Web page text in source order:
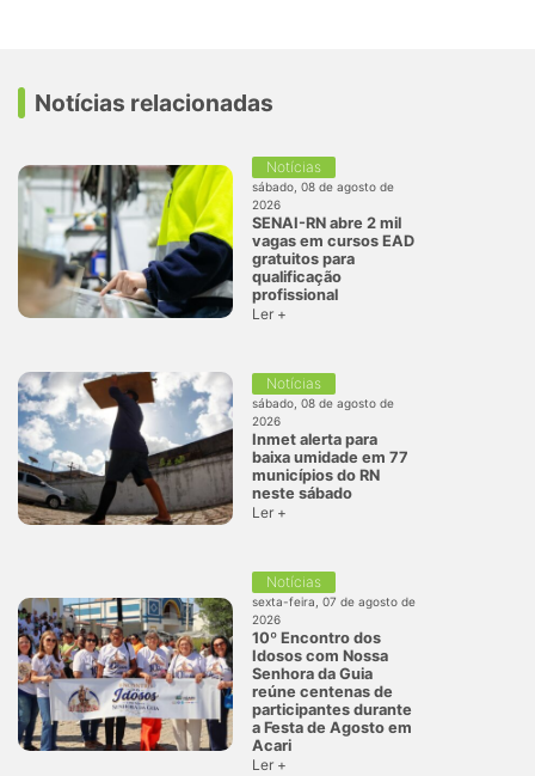
Notícias relacionadas
Notícias
sábado, 08 de agosto de
2026
SENAI-RN abre 2 mil
vagas em cursos EAD
gratuitos para
qualificação
profissional
Ler +
Notícias
sábado, 08 de agosto de
2026
Inmet alerta para
baixa umidade em 77
municípios do RN
neste sábado
Ler +
Notícias
sexta-feira, 07 de agosto de
2026
10º Encontro dos
Idosos com Nossa
Senhora da Guia
reúne centenas de
participantes durante
a Festa de Agosto em
Acari
Ler +